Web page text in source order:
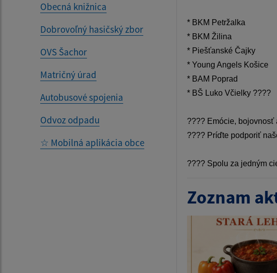
Obecná knižnica
Dobrovoľný hasičský zbor
OVS Šachor
Matričný úrad
Autobusové spojenia
Odvoz odpadu
☆ Mobilná aplikácia obce
* BKM Petržalka
* BKM Žilina
* Piešťanské Čajky
* Young Angels Košice
* BAM Poprad
* BŠ Luko Včielky ????
???? Emócie, bojovnosť
???? Príďte podporiť
???? Spolu za jedným
Zoznam